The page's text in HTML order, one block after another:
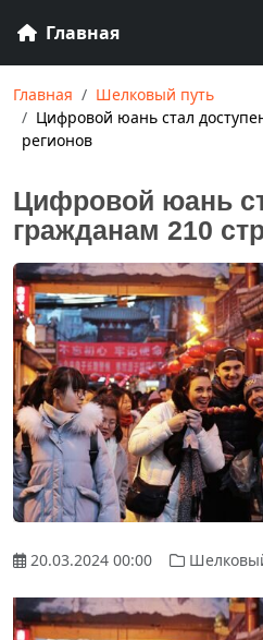
Главная
Главная
Шелковый путь
Цифровой юань стал
регионов
Цифровой юань
гражданам 210
20.03.2024 00:00